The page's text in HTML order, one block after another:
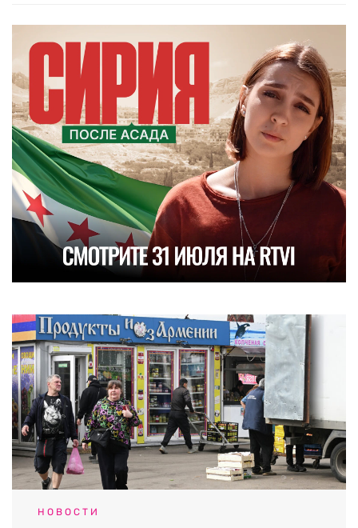
НОВОСТИ